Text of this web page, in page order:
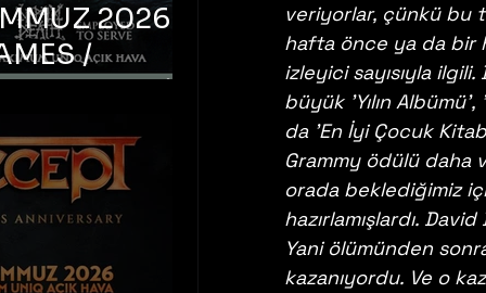
veriyorlar, çünkü bu
hafta önce ya da bir
izleyici sayısıyla
büyük 'Yılın
da 'En İyi Çocuk
Grammy ödülü daha
orada beklediğimiz
hazırlamışlardı.
Yani ölümünden
kazanıyordu. Ve o
2026 –
/
DEATH /
– İstanbul,
Uniq